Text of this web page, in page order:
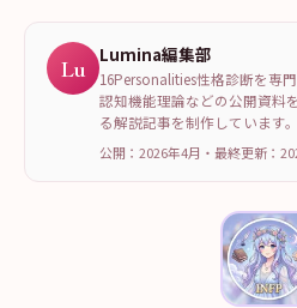
Lu Lumina編集部
16Personalities性格診断を専
認知機能理論などの公開資料
る解説記事を制作しています。
公開：2026年4月 ・ 最終更新：